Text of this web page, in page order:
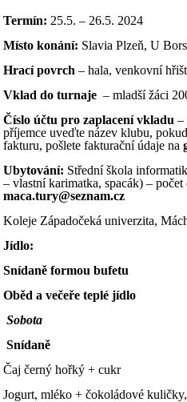
Termín: 25.5. – 26.5. 2024
Místo konání: Slavia Plzeň, U
Hrací povrch – hala, venkovní
Vklad do turnaje – mladší žáci
Číslo účtu pro zaplacení vkladu –
příjemce uveďte název klubu,
fakturu, pošlete fakturační údaje na
Ubytování: Střední škola
– vlastní karimatka, spacák) – počet
maca.tury@seznam.cz
Koleje Západočeká univerzita,
Jídlo:
Snídaně formou bufetu
Oběd a večeře teplé jídlo
Sobota
Snídaně
Čaj černý hořký + cukr
Jogurt, mléko + čokoládové